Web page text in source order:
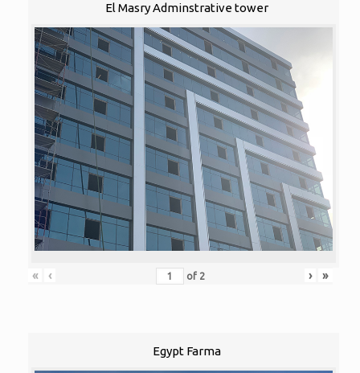
El Masry Adminstrative tower
« ‹ of 2 › »
Egypt Farma